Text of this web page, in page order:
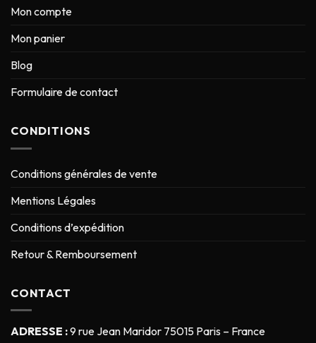
Mon compte
Mon panier
Blog
Formulaire de contact
CONDITIONS
Conditions générales de vente
Mentions Légales
Conditions d’expédition
Retour & Remboursement
CONTACT
ADRESSE :9 rue Jean Maridor 75015 Paris – France